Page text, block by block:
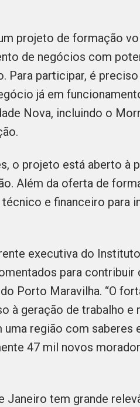
projeto de formação
de negócios com
Para participar, é
já em
Nova, incluindo o
o projeto está aberto à
Além da oferta de
e financeiro para
executiva do
para contribuir
Porto Maravilha. “O
à geração de trabalho e
região com saberes
47 mil novos
Janeiro tem grande